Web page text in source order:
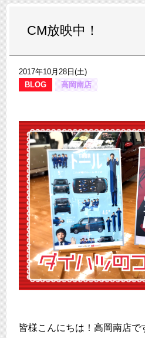
CM放映中！
2017年10月28日(土)
BLOG
高岡南店
皆様こんにちは！高岡南店で